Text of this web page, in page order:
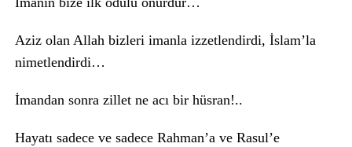
Aziz olan Allah bizleri imanla izzetlendirdi, İslam’la
nimetlendirdi…
İmandan sonra zillet ne acı bir hüsran!..
Hayatı sadece ve sadece Rahman’a ve Rasul’e